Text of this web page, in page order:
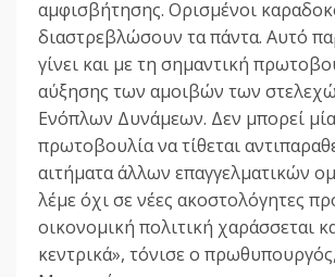
αμφισβήτησης. Ορισμένοι
διαστρεβλώσουν τα πάντα. Αυτό
γίνει και με τη σημαντική
αύξησης των αμοιβών των
Ενόπλων Δυνάμεων. Δεν μπορεί
πρωτοβουλία να τίθεται
αιτήματα άλλων επαγγελματικών
λέμε όχι σε νέες ακοστολόγητες
οικονομική πολιτική χαράσσεται
κεντρικά», τόνισε ο